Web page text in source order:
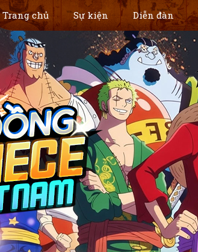
Trang chủ Sự kiện Diễn đàn